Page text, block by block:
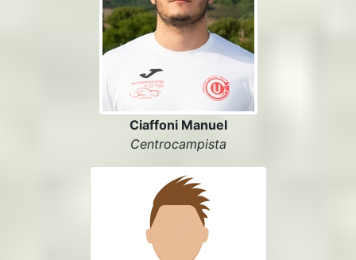
Ciaffoni Manuel
Centrocampista